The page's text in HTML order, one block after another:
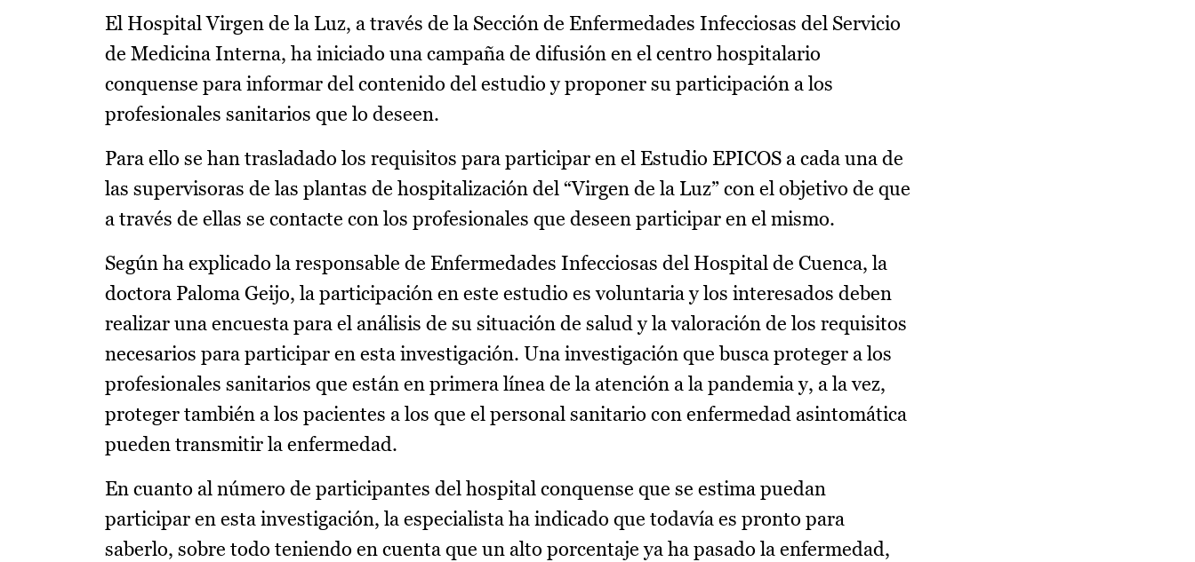
El Hospital Virgen de la Luz, a través de la Sección de Enfermedades Infecciosas del Servicio
de Medicina Interna, ha iniciado una campaña de difusión en el centro hospitalario
conquense para informar del contenido del estudio y proponer su participación a los
profesionales sanitarios que lo deseen.
Para ello se han trasladado los requisitos para participar en el Estudio EPICOS a cada una de
las supervisoras de las plantas de hospitalización del “Virgen de la Luz” con el objetivo de que
a través de ellas se contacte con los profesionales que deseen participar en el mismo.
Según ha explicado la responsable de Enfermedades Infecciosas del Hospital de Cuenca, la
doctora Paloma Geijo, la participación en este estudio es voluntaria y los interesados deben
realizar una encuesta para el análisis de su situación de salud y la valoración de los requisitos
necesarios para participar en esta investigación. Una investigación que busca proteger a los
profesionales sanitarios que están en primera línea de la atención a la pandemia y, a la vez,
proteger también a los pacientes a los que el personal sanitario con enfermedad asintomática
pueden transmitir la enfermedad.
En cuanto al número de participantes del hospital conquense que se estima puedan
participar en esta investigación, la especialista ha indicado que todavía es pronto para
saberlo, sobre todo teniendo en cuenta que un alto porcentaje ya ha pasado la enfermedad,